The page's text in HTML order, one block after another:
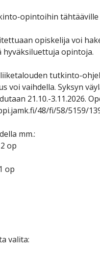
opintoihin tähtääville
opiskelija voi
hyväksiluettuja opintoja.
tutkinto-
voi vaihdella. Syksyn
21.10.-3.11.2026.
48/fi/58/5159/
mm.:
op
op
valita: